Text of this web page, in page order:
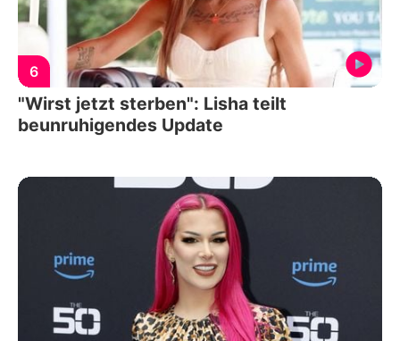
6
"Wirst jetzt sterben": Lisha teilt
beunruhigendes Update